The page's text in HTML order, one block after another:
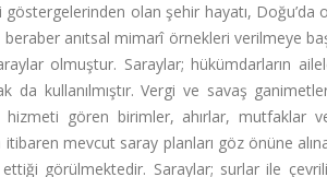
olan şehir hayatı, Doğu’da
anıtsal mimarî örnekleri verilmeye
olmuştur. Saraylar; hükümdarların
da kullanılmıştır. Vergi ve savaş
gören birimler, ahırlar, mutfaklar
mevcut saray planları göz önüne
görülmektedir. Saraylar; surlar ile